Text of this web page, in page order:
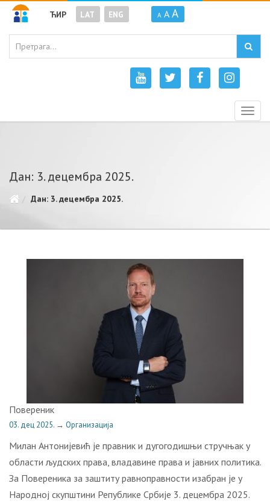
ЋИР LAT ENG A A A
Дан: 3. децембра 2025.
Дан: 3. децембра 2025.
Повереник
03. дец 2025. → Организација
​Милан Антонијевић је правник и дугогодишњи стручњак у
области људских права, владавине права и јавних политика.
За Повереника за заштиту равноправности изабран је у
Народној скупштини Републике Србије 3. децембра 2025.